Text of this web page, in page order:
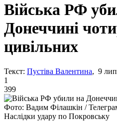
Війська РФ
Донеччині
цивільних
Текст: Пустіва Валентина, 9
1
399
Фото: Вадим Філашкін /
Наслідки удару по Покровську